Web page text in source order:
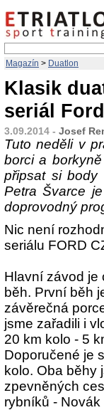
Magazín > Duatlon
Klasik
seriál
3.09.2014 - Josef
Tuto neděli v
borci a
připsat si body
Petra Švarce
doprovodný
Nic není
seriálu FORD
Hlavní závod je
běh. První běh
závěrečná
jsme zařadili i
20 km kolo - 5
Doporučené je
kolo. Oba běhy
zpevněných
rybníků - Novák